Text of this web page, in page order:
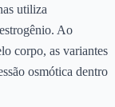
utiliza
Ao
corpo, as variantes
osmótica dentro